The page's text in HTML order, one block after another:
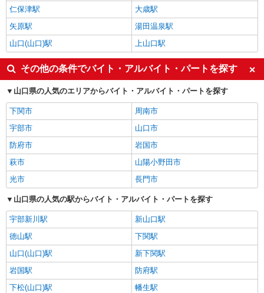
仁保津駅
大歳駅
矢原駅
湯田温泉駅
山口(山口)駅
上山口駅
その他の条件でバイト・アルバイト・パートを探す
山口県の人気のエリアからバイト・アルバイト・パートを探す
下関市
周南市
宇部市
山口市
防府市
岩国市
萩市
山陽小野田市
光市
長門市
山口県の人気の駅からバイト・アルバイト・パートを探す
宇部新川駅
新山口駅
徳山駅
下関駅
山口(山口)駅
新下関駅
岩国駅
防府駅
下松(山口)駅
幡生駅